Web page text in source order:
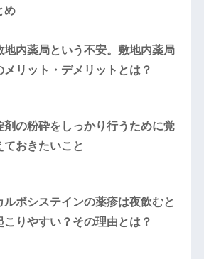
め
地内薬局という不安。敷地内薬局
メリット・デメリットとは？
剤の粉砕をしっかり行うために覚
ておきたいこと
ルボシステインの薬疹は夜飲むと
こりやすい？その理由とは？